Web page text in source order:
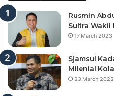
Rusmin
Sultra Wakil
17 March 2023
Sjamsul
Milenial
23 March 2023